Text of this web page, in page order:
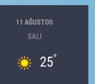
11 AĞUSTOS
SALI
25°